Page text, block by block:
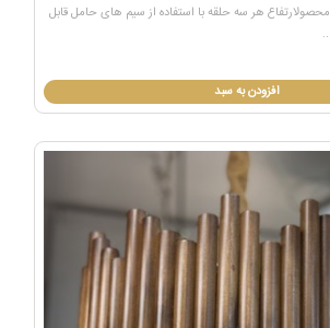
هر سه حلقه با استفاده از سیم های حامل قابل
افزودن به سبد